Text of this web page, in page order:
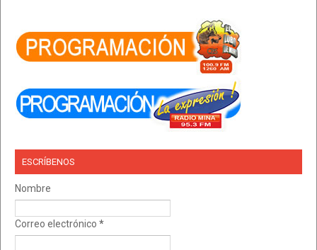
ESCRÍBENOS
Nombre
Correo electrónico *